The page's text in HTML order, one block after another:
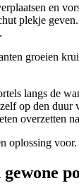
en
plekje
groeien
langs de
op den duur
overzetten
oplossing voor.
gewone